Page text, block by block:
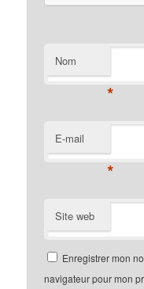
Nom
*
E-mail
*
Site web
Enregistrer mon
navigateur pour mon